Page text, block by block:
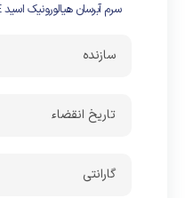
سرم آبرسان هیالورونیک اسید VEZE | وزه 100میل
سازنده
تاریخ انقضاء
گارانتی